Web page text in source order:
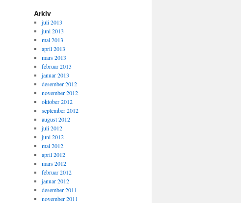
Arkiv
juli 2013
juni 2013
mai 2013
april 2013
mars 2013
februar 2013
januar 2013
desember 2012
november 2012
oktober 2012
september 2012
august 2012
juli 2012
juni 2012
mai 2012
april 2012
mars 2012
februar 2012
januar 2012
desember 2011
november 2011